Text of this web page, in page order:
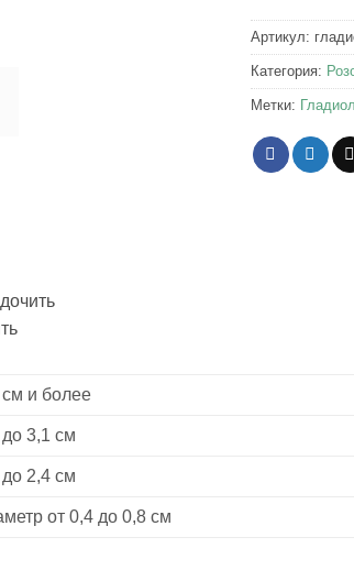
Артикул:
Категория:
Метки:
см и более
3,1 см
2,4 см
от 0,4 до 0,8 см